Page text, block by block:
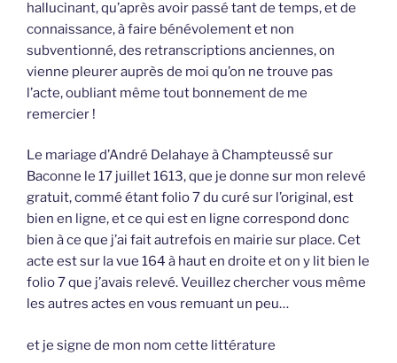
hallucinant, qu’après avoir passé tant de temps, et de
connaissance, à faire bénévolement et non
subventionné, des retranscriptions anciennes, on
vienne pleurer auprès de moi qu’on ne trouve pas
l’acte, oubliant même tout bonnement de me
remercier !
Le mariage d’André Delahaye à Champteussé sur
Baconne le 17 juillet 1613, que je donne sur mon relevé
gratuit, commé étant folio 7 du curé sur l’original, est
bien en ligne, et ce qui est en ligne correspond donc
bien à ce que j’ai fait autrefois en mairie sur place. Cet
acte est sur la vue 164 à haut en droite et on y lit bien le
folio 7 que j’avais relevé. Veuillez chercher vous même
les autres actes en vous remuant un peu…
et je signe de mon nom cette littérature